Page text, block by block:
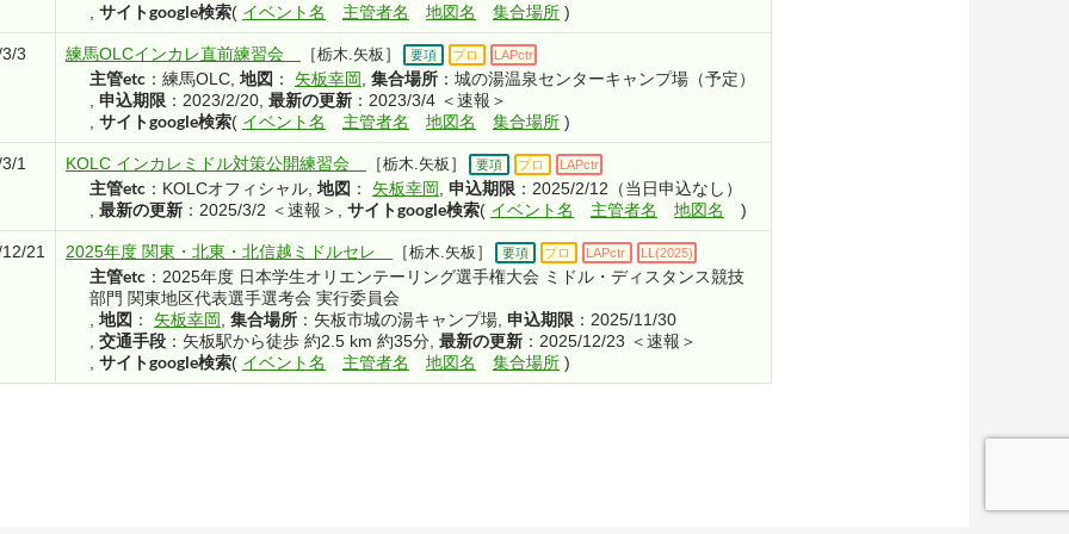
サイトgoogle検索( イベント名 主管者名 地図名 集合場所 )
3 練馬OLCインカレ直前練習会 ［栃木.矢板 ］ 要項 プロ LAPctr
主管etc ：練馬OLC 地図 ： 矢板幸岡 集合場所 ：城の湯温泉センターキャンプ場（予定）
申込期限 ：2023/2/20 最新の更新 ：2023/3/4 ＜速報＞
サイトgoogle検索( イベント名 主管者名 地図名 集合場所 )
1 KOLC インカレミドル対策公開練習会 ［栃木.矢板 ］ 要項 プロ LAPctr
主管etc ：KOLCオフィシャル 地図 ： 矢板幸岡 申込期限 ：2025/2/12（当日申込なし）
最新の更新 ：2025/3/2 ＜速報＞ サイトgoogle検索( イベント名 主管者名 地図名 )
21 2025年度 関東・北東・北信越ミドルセレ ［栃木.矢板 ］ 要項 プロ LAPctr LL(2025)
主管etc ：2025年度 日本学生オリエンテーリング選手権大会 ミドル・ディスタンス競技
部門 関東地区代表選手選考会 実行委員会
地図 ： 矢板幸岡 集合場所 ：矢板市城の湯キャンプ場 申込期限 ：2025/11/30
交通手段 ：矢板駅から徒歩 約2.5 km 約35分 最新の更新 ：2025/12/23 ＜速報＞
サイトgoogle検索( イベント名 主管者名 地図名 集合場所 )